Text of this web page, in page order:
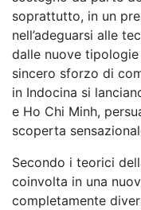
soprattutto, in un
nell’adeguarsi alle
dalle nuove
sincero sforzo di
in Indocina si
e Ho Chi Minh,
scoperta
Secondo i teorici
coinvolta in una
completamente